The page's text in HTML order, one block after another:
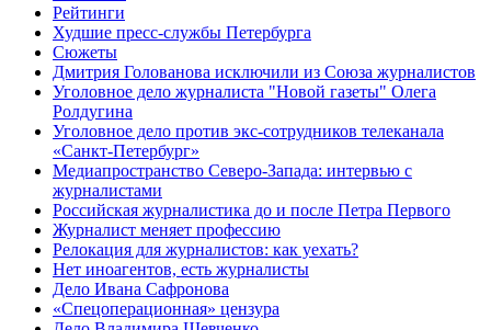
Рейтинги
Худшие пресс-службы Петербурга
Сюжеты
Дмитрия Голованова исключили из Союза журналистов
Уголовное дело журналиста "Новой газеты" Олега
Ролдугина
Уголовное дело против экс-сотрудников телеканала
«Санкт-Петербург»
Медиапространство Северо-Запада: интервью с
журналистами
Российская журналистика до и после Петра Первого
Журналист меняет профессию
Релокация для журналистов: как уехать?
Нет иноагентов, есть журналисты
Дело Ивана Сафронова
«Спецоперационная» цензура